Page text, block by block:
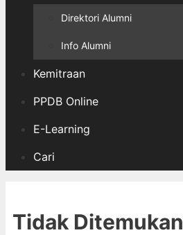
Direktori Alumni
Info Alumni
Kemitraan
PPDB Online
E-Learning
Cari
Tidak Ditemukan